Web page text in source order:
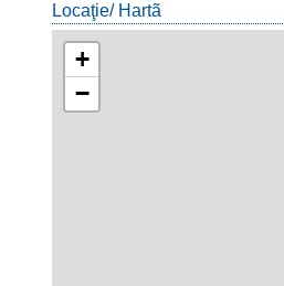
Locaţie/ Hartã
+
−